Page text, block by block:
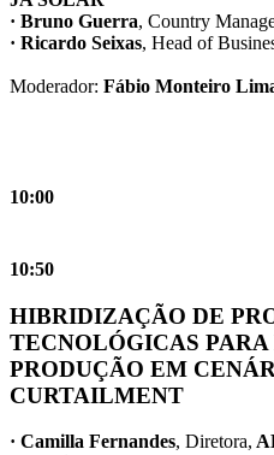
· Bruno Guerra, Country
· Ricardo Seixas, Head of
Moderador: Fábio Monteiro
10:00
10:50
HIBRIDIZAÇÃO DE
TECNOLÓGICAS
PRODUÇÃO EM
CURTAILMENT
· Camilla Fernandes, Diretora,